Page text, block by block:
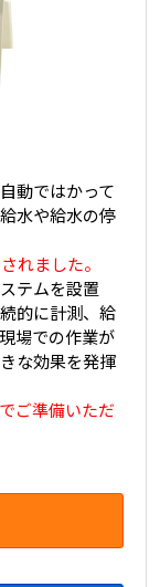
動ではかって
水や給水の停
れました。
テムを設置
的に計測、給
場での作業が
な効果を発揮
ご準備いただ